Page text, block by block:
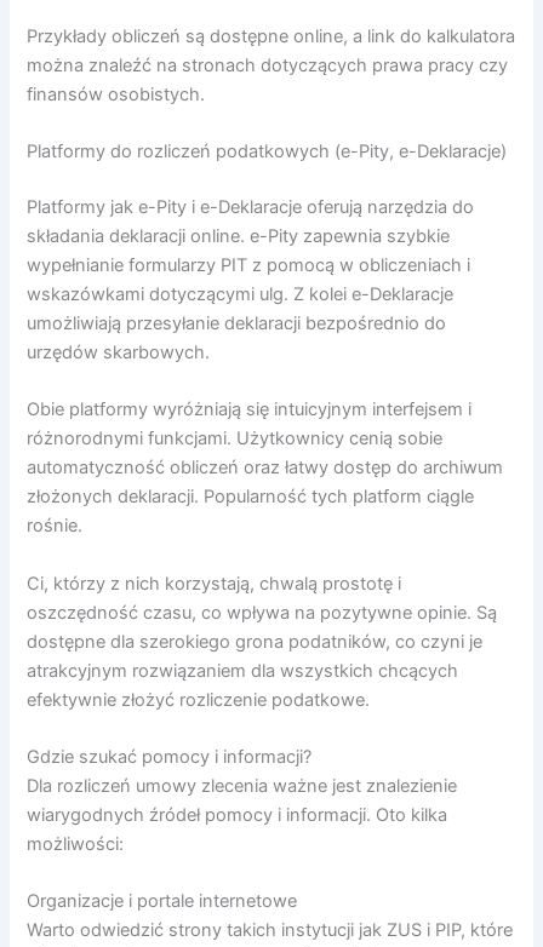
Przykłady obliczeń są dostępne online, a link do kalkulatora
można znaleźć na stronach dotyczących prawa pracy czy
finansów osobistych.
Platformy do rozliczeń podatkowych (e-Pity, e-Deklaracje)
Platformy jak e-Pity i e-Deklaracje oferują narzędzia do
składania deklaracji online. e-Pity zapewnia szybkie
wypełnianie formularzy PIT z pomocą w obliczeniach i
wskazówkami dotyczącymi ulg. Z kolei e-Deklaracje
umożliwiają przesyłanie deklaracji bezpośrednio do
urzędów skarbowych.
Obie platformy wyróżniają się intuicyjnym interfejsem i
różnorodnymi funkcjami. Użytkownicy cenią sobie
automatyczność obliczeń oraz łatwy dostęp do archiwum
złożonych deklaracji. Popularność tych platform ciągle
rośnie.
Ci, którzy z nich korzystają, chwalą prostotę i
oszczędność czasu, co wpływa na pozytywne opinie. Są
dostępne dla szerokiego grona podatników, co czyni je
atrakcyjnym rozwiązaniem dla wszystkich chcących
efektywnie złożyć rozliczenie podatkowe.
Gdzie szukać pomocy i informacji?
Dla rozliczeń umowy zlecenia ważne jest znalezienie
wiarygodnych źródeł pomocy i informacji. Oto kilka
możliwości:
Organizacje i portale internetowe
Warto odwiedzić strony takich instytucji jak ZUS i PIP, które